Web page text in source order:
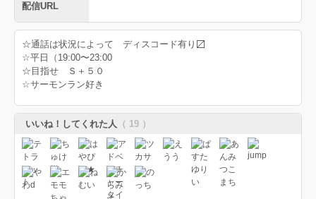
配信URL
☆通話は状況によって ディスコード有り〼
☆平日（19:00〜23:00
☆目指せ Ｓ＋５０
☆サーモンラン好き
いいね！してくれた人 （ 19 ）